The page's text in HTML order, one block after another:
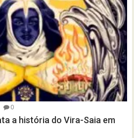
0
a história do Vira-Saia em